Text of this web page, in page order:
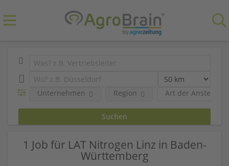
Art der Anstellung
Unternehmen Region
1 Job für LAT Nitrogen Linz in Baden-
Württemberg